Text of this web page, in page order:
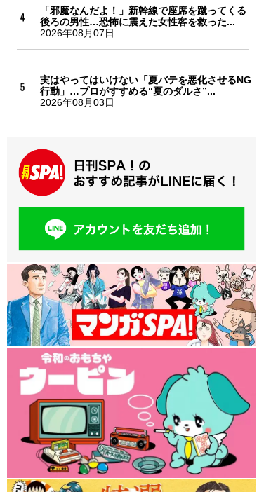
「邪魔なんだよ！」新幹線で座席を蹴ってくる
後ろの男性…恐怖に震えた女性客を救った...
2026年08月07日
実はやってはいけない「夏バテを悪化させるNG
行動」…プロがすすめる“夏のダルさ”...
2026年08月03日